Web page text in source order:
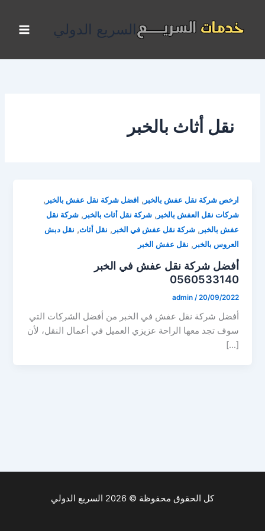
المحتوى
السريع الدولي
نقل أثاث بالخبر
ارخص شركة نقل عفش بالخبر , افضل شركة نقل عفش بالخبر ,
شركات نقل العفش بالخبر ,شركة نقل أثاث بالخبر ,شركة نقل
عفش بالخبر ,شركة نقل عفش في الخبر , نقل أثاث, نقل دبش
العروس بالخبر , نقل عفش الخبر
أفضل شركة نقل عفش في الخبر
0560533140
admin /20/09/2022
أفضل شركة نقل عفش في الخبر من أفضل الشركات التي
سوف تجد معها الراحة عزيزي العميل في أعمال النقل، لأن
[…]
كل الحقوق محفوظة © 2026 السريع الدولي